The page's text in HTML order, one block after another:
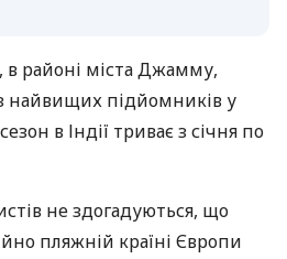
в районі міста Джамму,
найвищих підйомників у
в Індії триває з січня по
не здогадуються, що
пляжній країні Європи